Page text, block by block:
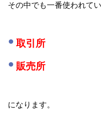
その中でも一番使われてい
取引所
販売所
になります。